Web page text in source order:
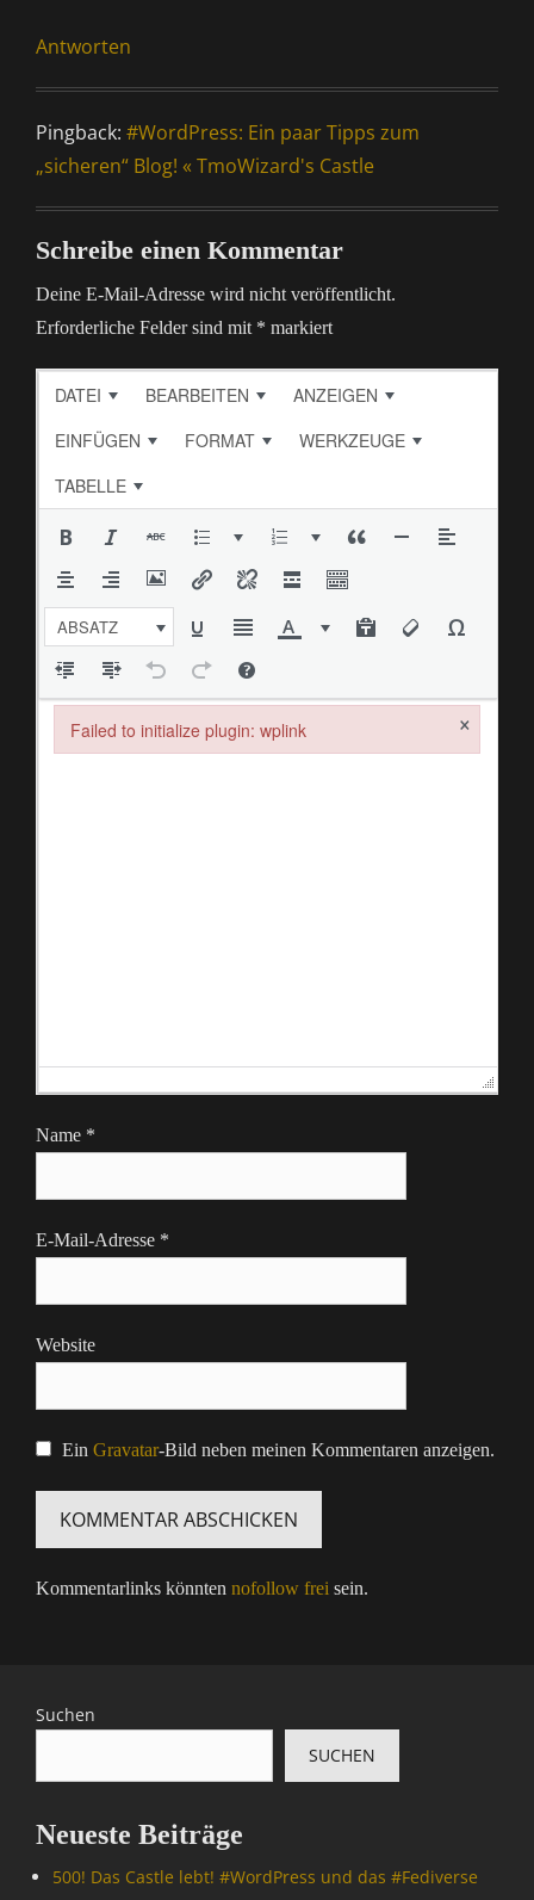
Antworten
Pingback: #WordPress: Ein paar Tipps zum
„sicheren“ Blog! « TmoWizard's Castle
Schreibe einen Kommentar
Deine E-Mail-Adresse wird nicht veröffentlicht.
Erforderliche Felder sind mit * markiert
DATEI BEARBEITEN
ANZEIGEN
EINFÜGEN
FORMAT
WERKZEUGE
TABELLE
ABSATZ
Name *
E-Mail-Adresse *
Website
Ein Gravatar-Bild neben meinen Kommentaren anzeigen.
Kommentarlinks könnten nofollow frei sein.
Suchen
SUCHEN
Neueste Beiträge
500! Das Castle lebt! #WordPress und das #Fediverse
Failed to initialize plugin: wplink ×
Failed to initialize plugin: wplink